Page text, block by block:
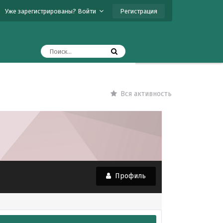
Уже зарегистрированы? Войти Регистрация
Вся активность
Профиль